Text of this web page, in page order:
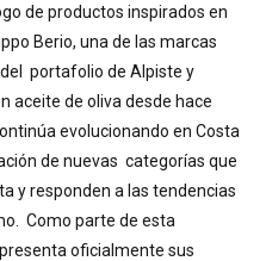
de productos inspirados en
Berio, una de las marcas
portafolio de Alpiste y
aceite de oliva desde hace
evolucionando en Costa
de nuevas categorías que
y responden a las tendencias
Como parte de esta
oficialmente sus